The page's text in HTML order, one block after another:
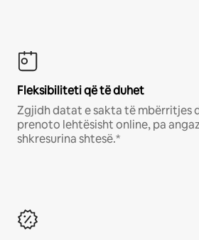
Fleksibiliteti që të duhet
Zgjidh datat e sakta të mbërritjes
prenoto lehtësisht online, pa
shkresurina shtesë.*